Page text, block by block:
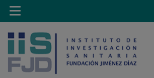
Jump to content
Toggle
navigation